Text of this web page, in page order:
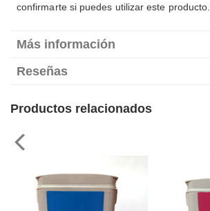
confirmarte si puedes utilizar este producto.
Más información
Reseñas
Productos relacionados